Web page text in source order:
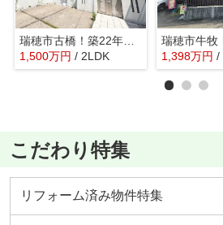
瑞穂市古橋！築22年中古住宅！ハウスクリーニング・シロアリ点検済み！お車並列3台可能！
1,500万円 / 2LDK
1,398万円 /
こだわり特集
リフォーム済み物件特集